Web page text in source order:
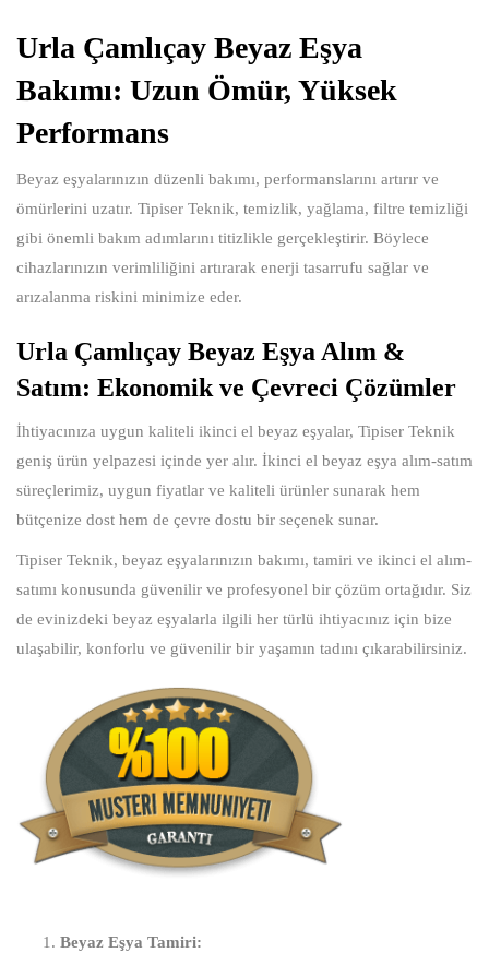
Urla Çamlıçay Beyaz Eşya
Bakımı: Uzun Ömür, Yüksek
Performans
Beyaz eşyalarınızın düzenli bakımı, performanslarını artırır ve
ömürlerini uzatır. Tipiser Teknik, temizlik, yağlama, filtre temizliği
gibi önemli bakım adımlarını titizlikle gerçekleştirir. Böylece
cihazlarınızın verimliliğini artırarak enerji tasarrufu sağlar ve
arızalanma riskini minimize eder.
Urla Çamlıçay Beyaz Eşya Alım &
Satım: Ekonomik ve Çevreci Çözümler
İhtiyacınıza uygun kaliteli ikinci el beyaz eşyalar, Tipiser Teknik
geniş ürün yelpazesi içinde yer alır. İkinci el beyaz eşya alım-satım
süreçlerimiz, uygun fiyatlar ve kaliteli ürünler sunarak hem
bütçenize dost hem de çevre dostu bir seçenek sunar.
Tipiser Teknik, beyaz eşyalarınızın bakımı, tamiri ve ikinci el alım-
satımı konusunda güvenilir ve profesyonel bir çözüm ortağıdır. Siz
de evinizdeki beyaz eşyalarla ilgili her türlü ihtiyacınız için bize
ulaşabilir, konforlu ve güvenilir bir yaşamın tadını çıkarabilirsiniz.
Beyaz Eşya Tamiri: